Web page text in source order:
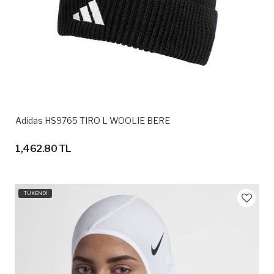
Adidas HS9765 TIRO L WOOLIE BERE
1,462.80 TL
TÜKENDİ